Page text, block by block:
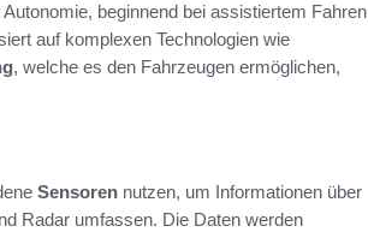
beginnend bei assistiertem Fahren
auf komplexen Technologien wie
, welche es den Fahrzeugen ermöglichen,
Sensoren nutzen, um Informationen über
Radar umfassen. Die Daten werden